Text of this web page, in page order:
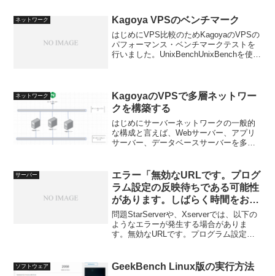
となっていました。curl...
ネットワーク Kagoya VPSのベンチマーク
はじめにVPS比較のためKagoyaのVPSの
パフォーマンス・ベンチマークテストを
行いました。UnixBenchUnixBenchを使用
ネットワーク
KagoyaのVPSで多層ネットワー
クを構築する
はじめにサーバーネットワークの一般的
な構成と言えば、Webサーバー、アプリ
サーバー、データベースサーバーを多層
GCP などのクラウドでも構築できます。
しかし高い。国...
サーバー
エラー「無効なURLです。プログ
ラム設定の反映待ちである可能性
があります。しばらく時間をおい
て再度アクセスをお試しくださ
い。」
問題StarServerや、Xserverでは、以下の
ようなエラーが発生する場合がありま
す。無効なURLです。プログラム設定の
ください。対策本当に数時間待ってくだ
ソフトウェア GeekBench Linux版の実行方法